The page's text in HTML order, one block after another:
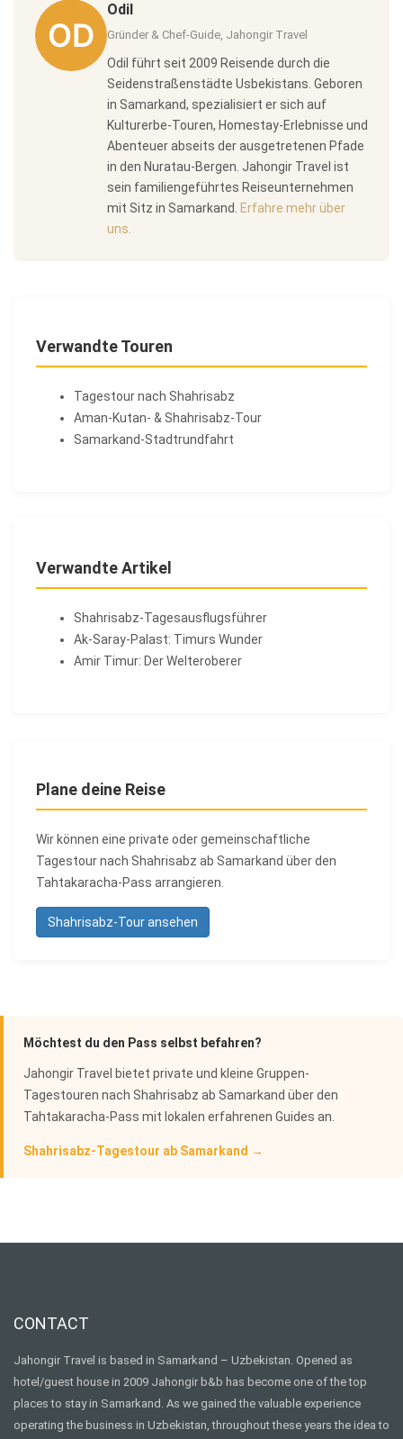
Odil
Gründer & Chef-Guide, Jahongir Travel
Odil führt seit 2009 Reisende durch die
Seidenstraßenstädte Usbekistans. Geboren
in Samarkand, spezialisiert er sich auf
Kulturerbe-Touren, Homestay-Erlebnisse und
Abenteuer abseits der ausgetretenen Pfade
in den Nuratau-Bergen. Jahongir Travel ist
sein familiengeführtes Reiseunternehmen
mit Sitz in Samarkand. Erfahre mehr über
uns.
Verwandte Touren
Tagestour nach Shahrisabz
Aman-Kutan- & Shahrisabz-Tour
Samarkand-Stadtrundfahrt
Verwandte Artikel
Shahrisabz-Tagesausflugsführer
Ak-Saray-Palast: Timurs Wunder
Amir Timur: Der Welteroberer
Plane deine Reise
Wir können eine private oder gemeinschaftliche
Tagestour nach Shahrisabz ab Samarkand über den
Tahtakaracha-Pass arrangieren.
Shahrisabz-Tour ansehen
Möchtest du den Pass selbst befahren?
Jahongir Travel bietet private und kleine Gruppen-
Tagestouren nach Shahrisabz ab Samarkand über den
Tahtakaracha-Pass mit lokalen erfahrenen Guides an.
Shahrisabz-Tagestour ab Samarkand →
CONTACT
Jahongir Travel is based in Samarkand – Uzbekistan. Opened as
hotel/guest house in 2009 Jahongir b&b has become one of the top
places to stay in Samarkand. As we gained the valuable experience
operating the business in Uzbekistan, throughout these years the idea to